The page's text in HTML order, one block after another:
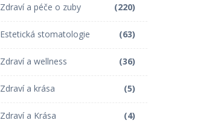
Zdraví a péče o zuby (220)
Estetická stomatologie (63)
Zdraví a wellness (36)
Zdraví a krása (5)
Zdraví a Krása (4)